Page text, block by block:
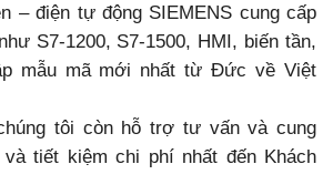
– điện tự động SIEMENS cung cấp
S7-1200, S7-1500, HMI, biến tần,
mẫu mã mới nhất từ Đức về Việt
tôi còn hỗ trợ tư vấn và cung
tiết kiệm chi phí nhất đến Khách